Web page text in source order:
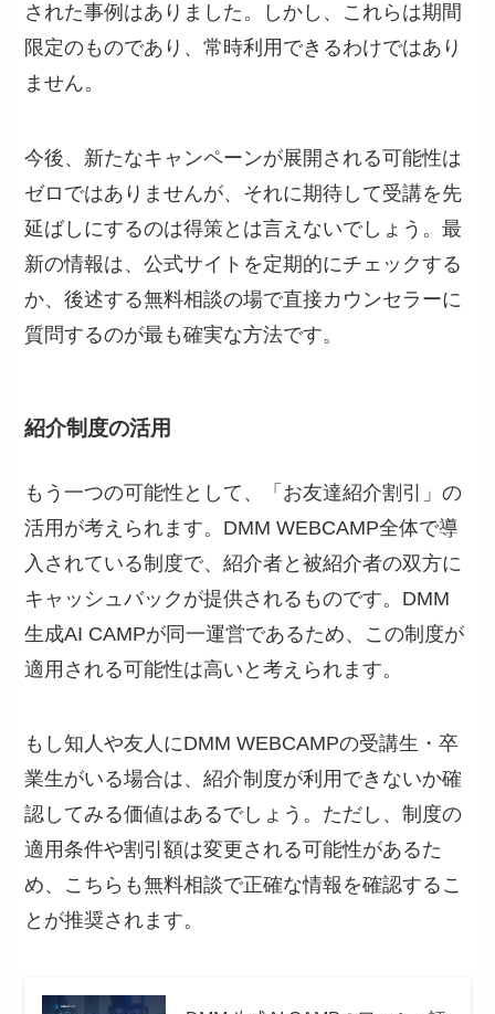
された事例はありました。しかし、これらは期間
限定のものであり、常時利用できるわけではあり
ません。
今後、新たなキャンペーンが展開される可能性は
ゼロではありませんが、それに期待して受講を先
延ばしにするのは得策とは言えないでしょう。最
新の情報は、公式サイトを定期的にチェックする
か、後述する無料相談の場で直接カウンセラーに
質問するのが最も確実な方法です。
紹介制度の活用
もう一つの可能性として、「お友達紹介割引」の
活用が考えられます。DMM WEBCAMP全体で導
入されている制度で、紹介者と被紹介者の双方に
キャッシュバックが提供されるものです。DMM
生成AI CAMPが同一運営であるため、この制度が
適用される可能性は高いと考えられます。
もし知人や友人にDMM WEBCAMPの受講生・卒
業生がいる場合は、紹介制度が利用できないか確
認してみる価値はあるでしょう。ただし、制度の
適用条件や割引額は変更される可能性があるた
め、こちらも無料相談で正確な情報を確認するこ
とが推奨されます。